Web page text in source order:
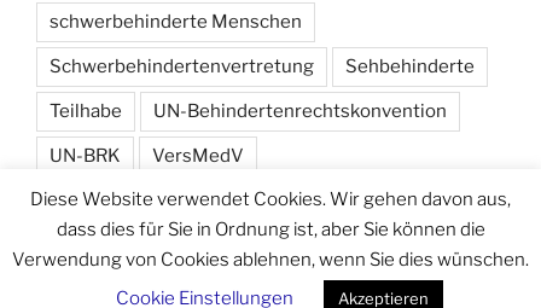
schwerbehinderte Menschen
Schwerbehindertenvertretung Sehbehinderte
Teilhabe UN-Behindertenrechtskonvention
UN-BRK VersMedV
Versorgungsmedizin-Verordnung Wahlen
Diese Website verwendet Cookies. Wir gehen davon aus,
dass dies für Sie in Ordnung ist, aber Sie können die
Verwendung von Cookies ablehnen, wenn Sie dies wünschen.
Cookie Einstellungen
Akzeptieren